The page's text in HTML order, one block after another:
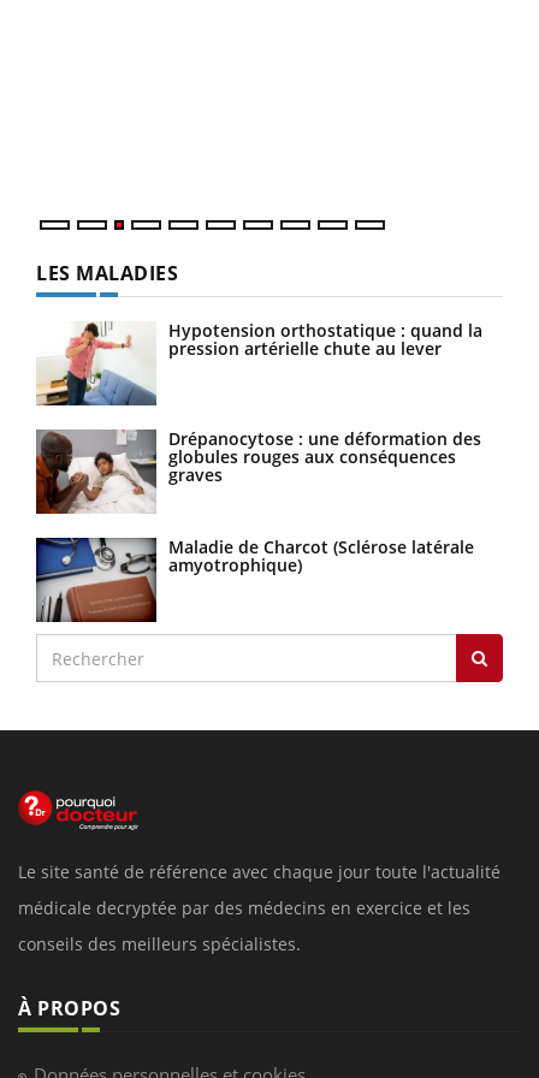
LES MALADIES
Hypotension orthostatique : quand la
pression artérielle chute au lever
Drépanocytose : une déformation des
globules rouges aux conséquences
graves
Maladie de Charcot (Sclérose latérale
amyotrophique)
Le site santé de référence avec chaque jour toute l'actualité
médicale decryptée par des médecins en exercice et les
conseils des meilleurs spécialistes.
À PROPOS